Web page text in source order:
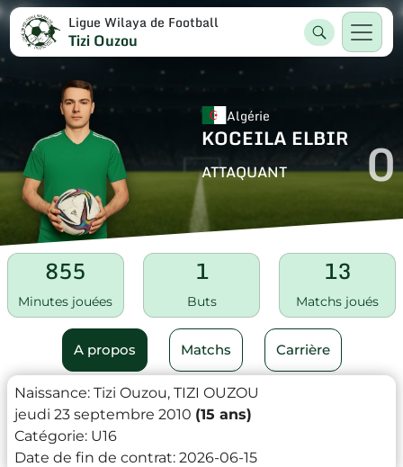
Ligue Wilaya de Football
Tizi Ouzou
Algérie
KOCEILA ELBIR
ATTAQUANT 0
855
Minutes jouées
1
Buts
13
Matchs joués
A propos Matchs Carrière
Naissance: Tizi Ouzou, TIZI OUZOU
jeudi 23 septembre 2010 (15 ans)
Catégorie: U16
Date de fin de contrat: 2026-06-15